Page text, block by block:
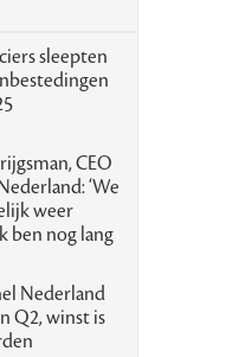
sleepten
CEO
‘We
weer
ben nog lang
Nederland
Q2, winst is